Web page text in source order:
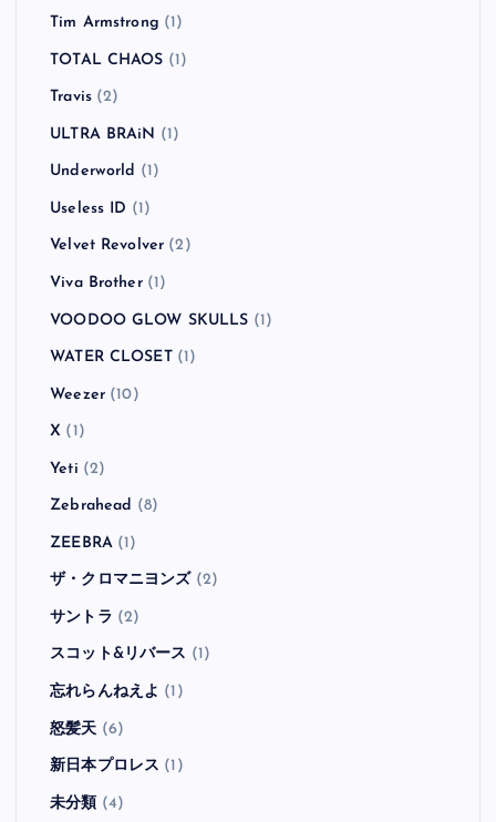
Tim Armstrong (1)
TOTAL CHAOS (1)
Travis(2)
ULTRA BRAiN (1)
Underworld (1)
Useless ID (1)
Velvet Revolver (2)
Viva Brother(1)
VOODOO GLOW SKULLS (1)
WATER CLOSET(1)
Weezer(10)
X (1)
Yeti (2)
Zebrahead (8)
ZEEBRA(1)
ザ・クロマニヨンズ (2)
サントラ (2)
スコット&リバース (1)
忘れらんねえよ (1)
怒髪天 (6)
新日本プロレス (1)
未分類 (4)